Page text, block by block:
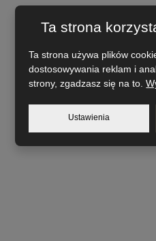
Ta strona
Ta strona używa plików
dostosowywania reklam i
strony, zgadzasz się na to.
Ustawienia